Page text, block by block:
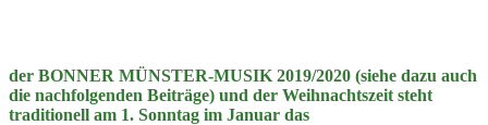
der BONNER MÜNSTER-MUSIK 2019/2020 (siehe dazu auch
die nachfolgenden Beiträge) und der Weihnachtszeit steht
traditionell am 1. Sonntag im Januar das